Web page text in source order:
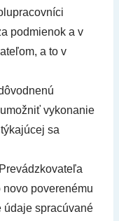
podmienok a v
a to v
vykonanie
sa
poverenému
údaje spracúvané